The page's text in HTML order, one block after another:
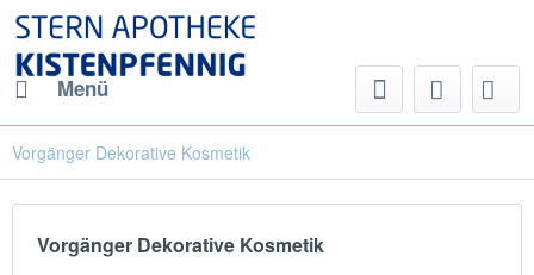
Menü
Vorgänger Dekorative Kosmetik
Vorgänger Dekorative Kosmetik